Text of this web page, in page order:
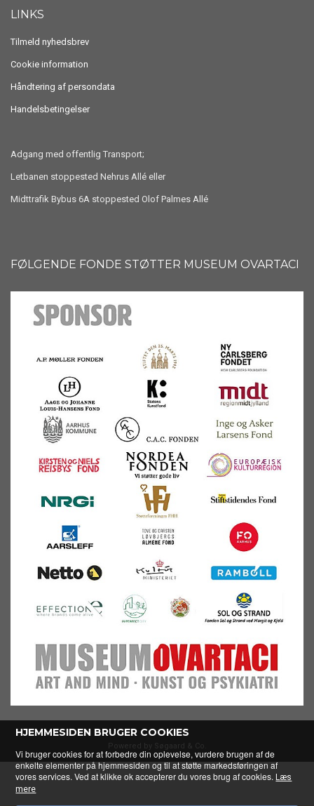
LINKS
Tilmeld nyhedsbrev
Cookie information
Håndtering af persondata
Handelsbetingelser
Adgang med offentlig Transport;
Letbanen stoppested Nehrus Allé eller
Midttrafik Bybus 6A stoppested Olof Palmes Allé
FØLGENDE FONDE STØTTER MUSEUM OVARTACI
Powered by Søgaard & Co.
HJEMMESIDEN BRUGER COOKIES
Vi bruger cookies for at forbedre din oplevelse, vurdere brugen af de
enkelte elementer på hjemmesiden og til at støtte markedsføringen af
vores services. Ved at klikke ok accepterer du vores brug af cookies.Læs
mere